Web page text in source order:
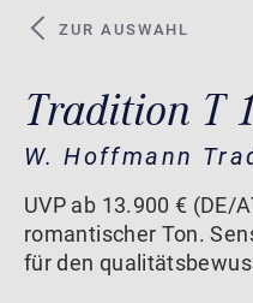
ZUR AUSWAHL
Tradition T
W. Hoffmann
UVP ab 13.900 € (DE/
romantischer Ton.
für den